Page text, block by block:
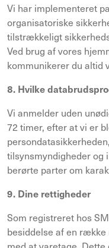
Vi har implementeret
organisatoriske
tilstrækkeligt
Ved brug af vores
kommunikerer du altid
8. Hvilke
Vi anmelder uden
72 timer, efter at vi er
tilsynsmyndigheder
berørte parter om
9. Dine rettigheder
Som registreret hos
besiddelse af en